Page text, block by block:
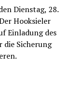
Dienstag, 28.
Hooksieler
Einladung des
die Sicherung